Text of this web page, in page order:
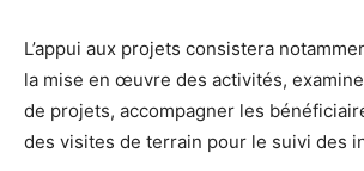
L’appui aux projets consistera
la mise en œuvre des activités,
de projets, accompagner les
des visites de terrain pour le suivi des